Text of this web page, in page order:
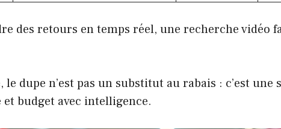
des retours en temps réel, une recherche vidéo
le dupe n’est pas un substitut au rabais : c’est
budget avec intelligence.